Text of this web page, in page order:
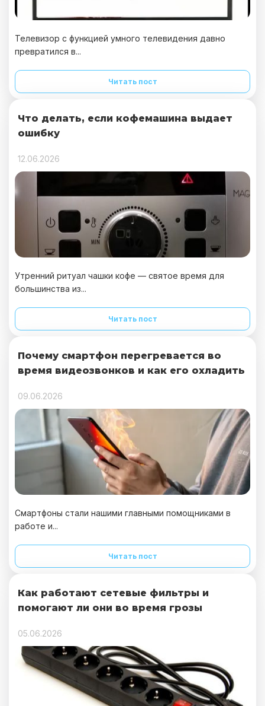
Телевизор с функцией умного телевидения давно
превратился в...
Читать пост
Что делать, если кофемашина выдает
ошибку
12.06.2026
Утренний ритуал чашки кофе — святое время для
большинства из...
Читать пост
Почему смартфон перегревается во
время видеозвонков и как его охладить
09.06.2026
Смартфоны стали нашими главными помощниками в
работе и...
Читать пост
Как работают сетевые фильтры и
помогают ли они во время грозы
05.06.2026